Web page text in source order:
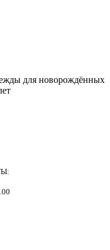
для новорождённых